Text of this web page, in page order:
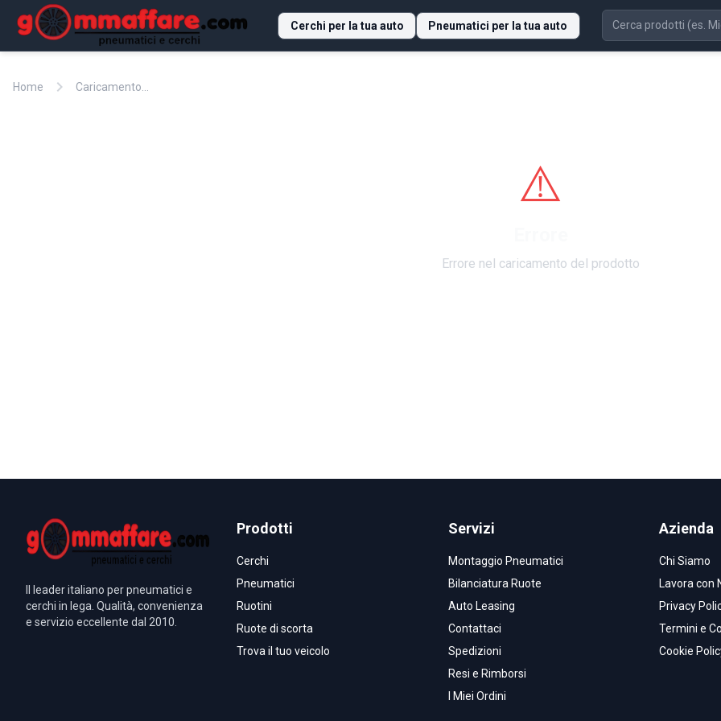
Cerchi per la tua auto Pneumatici per la tua auto
Home chevron_right Caricamento...
⚠️
Errore nel caricamento del prodotto
Il leader italiano per pneumatici e
cerchi in lega. Qualità, convenienza
e servizio eccellente dal 2010.
Prodotti
Cerchi
Pneumatici
Ruotini
Ruote di scorta
Trova il tuo veicolo
Servizi
Montaggio Pneumatici
Bilanciatura Ruote
Auto Leasing
Contattaci
Spedizioni
Resi e Rimborsi
I Miei Ordini
Azienda
Chi Siamo
Lavora con
Privacy
Termini e
Cookie